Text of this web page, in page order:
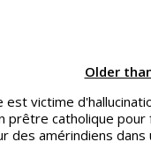
Older
est victime
prêtre catholique
des amérindiens